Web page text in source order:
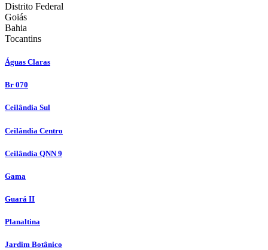
Distrito Federal
Goiás
Bahia
Tocantins
Águas Claras
Br 070
Ceilândia Sul
Ceilândia Centro
Ceilândia QNN 9
Gama
Guará II
Planaltina
Jardim Botânico